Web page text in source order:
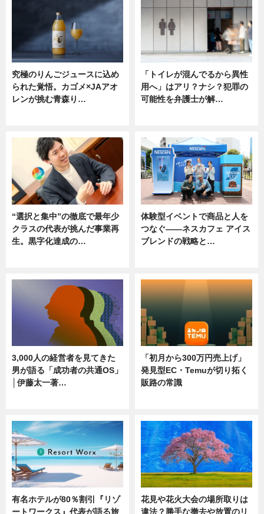
究極のりんごジュースに込め
られた覚悟。カゴメ×JAアオ
レンが挑む青森り…
「トイレが混んでるから異性
用へ」はアリ？ナシ？犯罪の
可能性を弁護士が解…
“選択と集中”の徹底で最年少
クラスの代表が挑んだ事業再
生。黒字化達成の…
体験型イベントで商品と人を
つなぐ――ネスカフェ アイス
ブレンドの戦略と…
3,000人の経営者を見てきた
男が語る「成功者の共通OS」
│伊藤太一著…
「初月から300万円売上げ」
発見型EC・Temuが切り拓く
販路の常識
有名ホテルが80％割引『リゾ
ートワークス』代表が語る旅
花見や花火大会の場所取りは
違法？勝手な撤去や放置のリ